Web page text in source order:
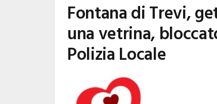
Fontana di Trevi,
una vetrina,
Polizia Locale